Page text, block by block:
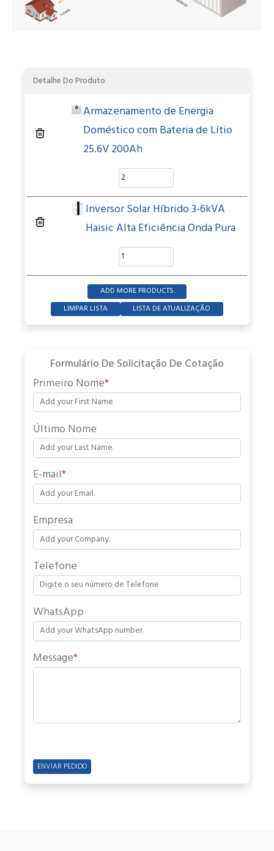
Detalhe Do Produto
Armazenamento de Energia
Doméstico com Bateria de Lítio
25.6V 200Ah
Inversor Solar Híbrido 3-6kVA
Haisic Alta Eficiência Onda Pura
ADD MORE PRODUCTS
LIMPAR LISTA LISTA DE ATUALIZAÇÃO
Formulário De Solicitação De Cotação
Primeiro Nome*
Último Nome
E-mail*
Empresa
Telefone
WhatsApp
Message*
ENVIAR PEDIDO